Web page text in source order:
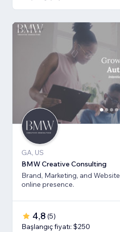
GA, US
BMW Creative Consulting
Brand, Marketing, and
online presence.
4,8 (5)
Başlangıç fiyatı: $250